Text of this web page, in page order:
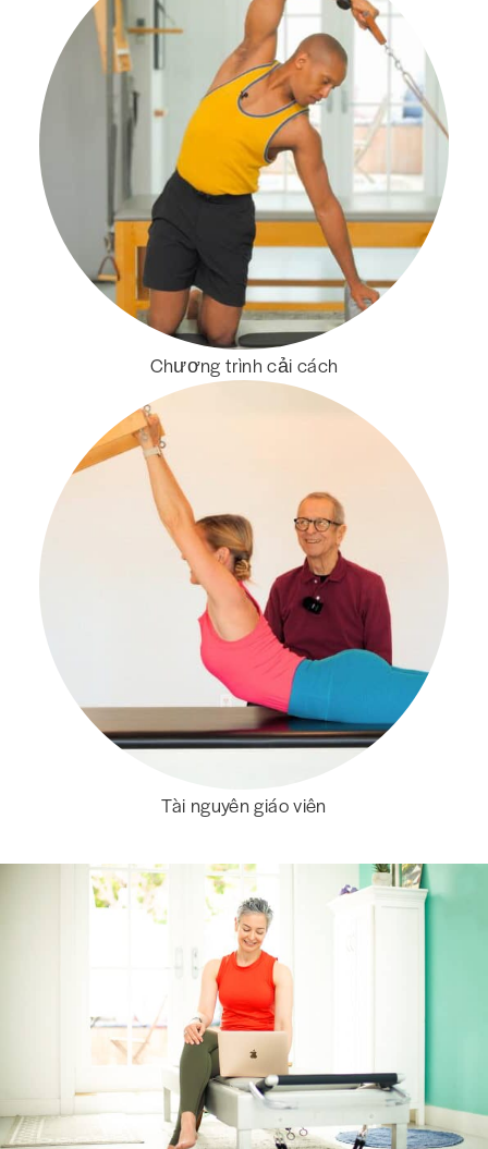
Chương trình cải cách
Tài nguyên giáo viên